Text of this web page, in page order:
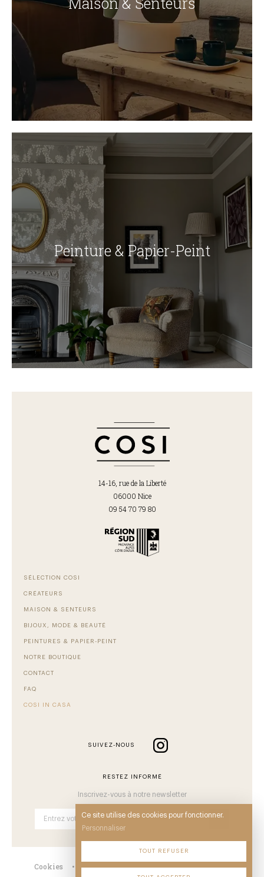
Peinture & Papier-Peint
14-16, rue de la Liberté
06000 Nice
09 54 70 79 80
SÉLECTION COSI
CRÉATEURS
MAISON & SENTEURS
BIJOUX, MODE & BEAUTÉ
PEINTURES & PAPIER-PEINT
NOTRE BOUTIQUE
CONTACT
FAQ
COSI IN CASA
SUIVEZ-NOUS
RESTEZ INFORMÉ
Inscrivez-vous à notre newsletter
OK
Cookies • Mentions • CGV • Plan du site •
Ce site utilise des cookies pour fonctionner.
Personnaliser
TOUT REFUSER